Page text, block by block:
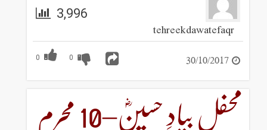
tehreekdawatefaqr
3,996
0 0 30/10/2017
محفل بیادِ حسینؓ–10 محرم